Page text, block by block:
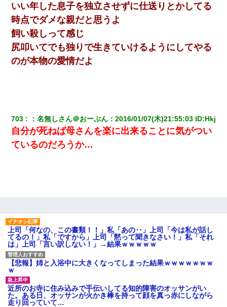
いい年した息子を独立させずに仕送りとかしてる
時点でダメな親だと思うよ
飼い殺しって感じ
尻叩いてでも独りで生きていけるようにしてやる
のが本物の愛情だよ
703 ：名無しさん＠おーぷん ：2016/01/07(木)21:55:03 ID:Hkj
自分が死ねば母さんを楽に出来ることに気がつい
ているのだろうか…
上司「何なの、この書類！！」私「あの‥」上司「今は私が話し
てるの！」私「ですから」上司「黙って聞きなさい！」私「それ
は」上司「言い訳しない！」→結果ｗｗｗｗｗ
【悲報】姉と入浴中に大きくなってしまった結果ｗｗｗｗｗｗｗ
ｗ
近所のお寺に住み込みで手伝いしてる知的障害のオッサンがい
た。ある日、オッサンが火かき棒を持って顔を真っ赤にしながら
走り回っていて…